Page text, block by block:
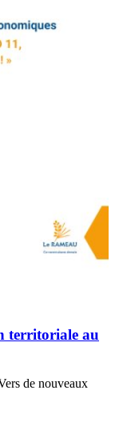
territoriale au
de nouveaux